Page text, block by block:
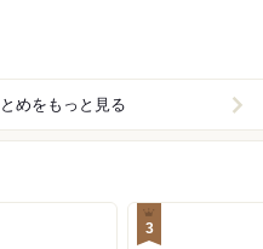
めをもっと見る
3